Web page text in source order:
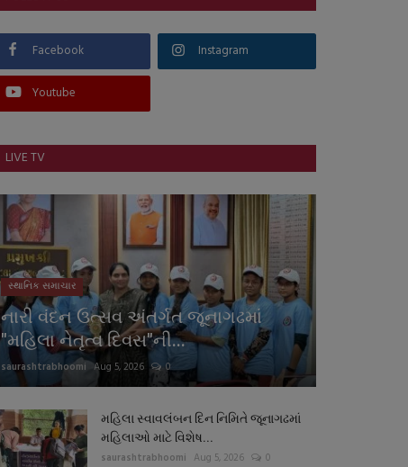
Facebook Instagram
Youtube
LIVE TV
સ્થાનિક સમાચાર
નારી વંદન ઉત્સવ અંતર્ગત જૂનાગઢમાં
"મહિલા નેતૃત્વ દિવસ"ની...
saurashtrabhoomi Aug 5, 2026 0
મહિલા સ્વાવલંબન દિન નિમિતે જૂનાગઢમાં
મહિલાઓ માટે વિશેષ...
saurashtrabhoomi Aug 5, 2026 0